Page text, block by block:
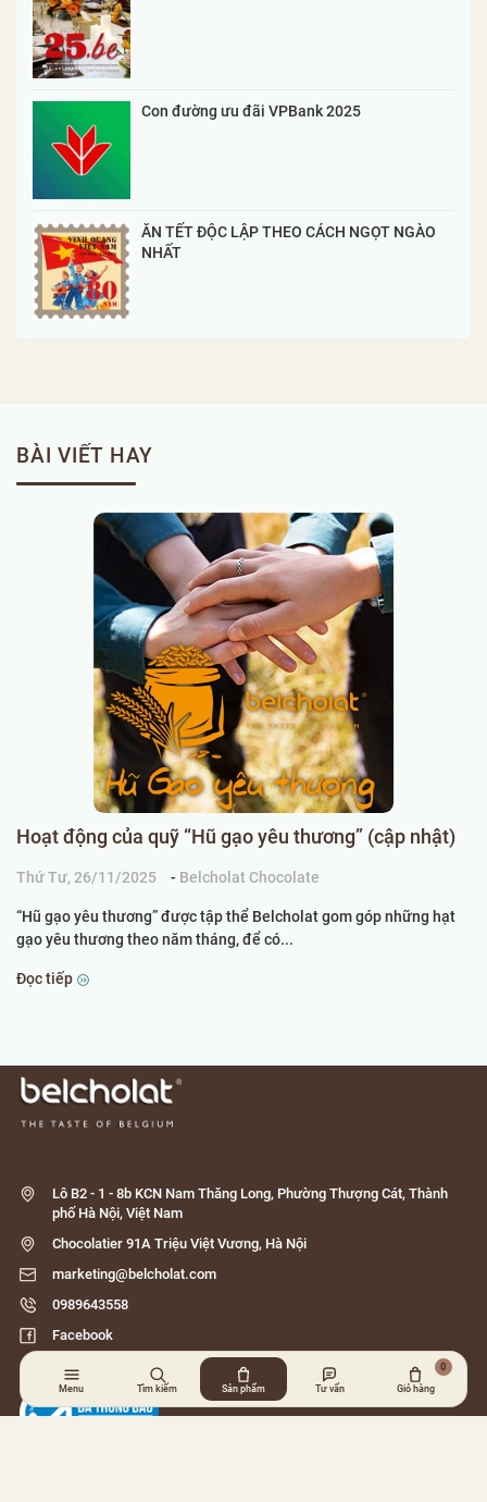
Menu Tìm kiếm Sản phẩm Tư vấn
0
Giỏ hàng
Con đường ưu đãi VPBank 2025
ĂN TẾT ĐỘC LẬP THEO CÁCH NGỌT NGÀO
NHẤT
BÀI VIẾT HAY
Hoạt động của quỹ “Hũ gạo yêu thương” (cập nhật)
Thứ Tư, 26/11/2025 - Belcholat Chocolate
“Hũ gạo yêu thương” được tập thể Belcholat gom góp những hạt
gạo yêu thương theo năm tháng, để có...
Đọc tiếp
Lô B2 - 1 - 8b KCN Nam Thăng Long, Phường Thượng Cát, Thành
phố Hà Nội, Việt Nam
Chocolatier 91A Triệu Việt Vương, Hà Nội
marketing@belcholat.com
0989643558
Facebook
MSDN: 0101055069